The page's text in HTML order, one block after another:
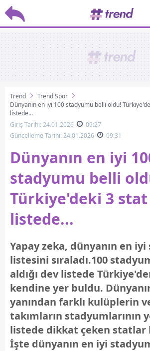
Trend
Trend Spor
Dünyanın en iyi 100 stadyumu belli oldu!
listede...
Giriş Tarihi: 24.01.2026
09:27
Güncelleme Tarihi: 24.01.2026
09:31
Dünyanın en iyi
stadyumu belli
Türkiye'deki 3 stat
listede...
Yapay zeka, dünyanın en
listesini sıraladı.100
aldığı dev listede
kendine yer buldu.
yanından farklı kulüplerin
takımların stadyumlarının
listede dikkat çeken statlar
İşte dünyanın en iyi